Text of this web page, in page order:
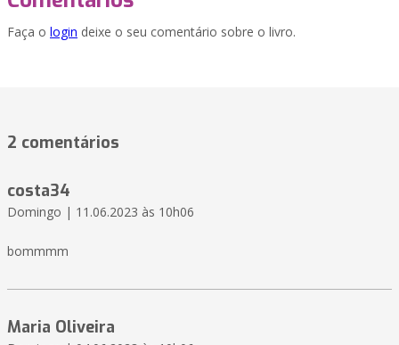
Faça o login deixe o seu comentário sobre o livro.
2 comentários
costa34
Domingo | 11.06.2023 às 10h06
bommmm
Maria Oliveira